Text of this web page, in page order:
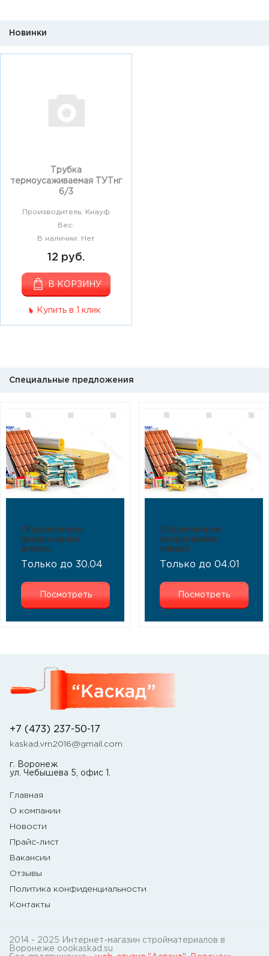
Новинки
Трубка
термоусаживаемая ТУТнг
6/3
Производитель: Кнауф
Вес:
В наличии: Нет
12 руб.
В КОРЗИНУ
Купить в 1 клик
Специальные предложения
Ограниченное
предложение
апрель
Только до 30.04
Посмотреть
Ограниченное
предложение
января
Только до 04.01
Посмотреть
+7 (473) 237-50-17
kaskad.vrn2016@gmail.com
г. Воронеж
ул. Чебышева 5, офис 1.
Главная
О компании
Новости
Прайс-лист
Вакансии
Отзывы
Политика конфиденциальности
Контакты
2014 - 2025 Интернет-магазин стройматериалов в
Воронеже oookaskad.su